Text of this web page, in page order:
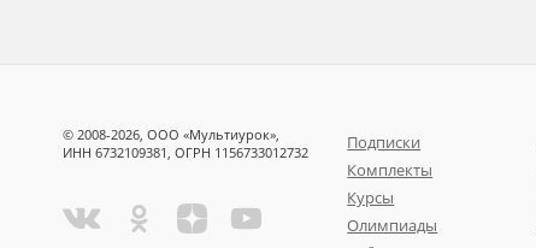
© 2008-2026, ООО «Мультиурок»,
ИНН 6732109381, ОГРН 1156733012732
Подписки
Комплекты
Курсы
Олимпиады